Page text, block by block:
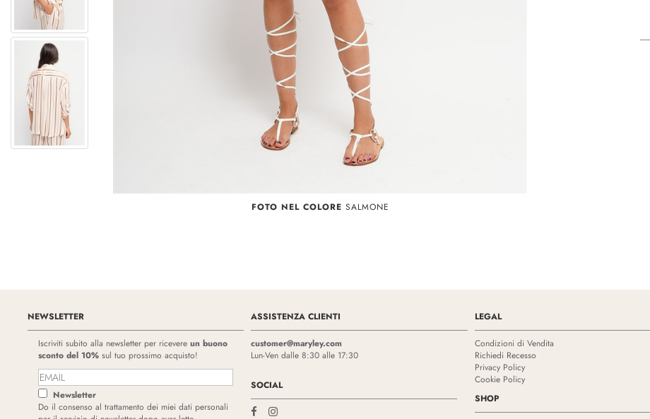
FOTO NEL COLORE SALMONE
NEWSLETTER
Iscriviti subito alla newsletter per ricevere un buono
sconto del 10%sul tuo prossimo acquisto!
Newsletter
Do il consenso al trattamento dei miei dati personali
ASSISTENZA CLIENTI
customer@maryley.com
Lun-Ven dalle 8:30 alle 17:30
SOCIAL
LEGAL
Condizioni di Vendita
Richiedi Recesso
Privacy Policy
Cookie Policy
SHOP